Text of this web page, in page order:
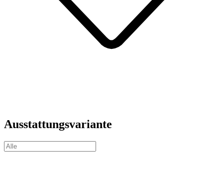
Ausstattungsvariante